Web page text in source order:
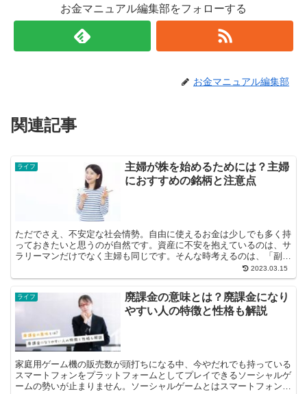
お金マニュアル編集部をフォローする
お金マニュアル編集部
関連記事
ライフ
主婦が株を始めるためには？主婦
におすすめの銘柄と注意点
ただでさえ、不安定な社会情勢。自由に使えるお金は少しでも多く持
っておきたいと思うのが自然です。資産に不安を抱えているのは、サ
ラリーマンだけでなく主婦も同じです。そんな時考えるのは、「副
2023.03.15
ライフ
廃課金の意味とは？廃課金になり
やすい人の特徴と性格も解説
家庭用ゲーム機の販売数が頭打ちになる中、今やだれでも持っている
スマートフォンをプラットフォームとしてプレイできるソーシャルゲ
ームの勢いが止まりません。ソーシャルゲームとはスマートフォンを